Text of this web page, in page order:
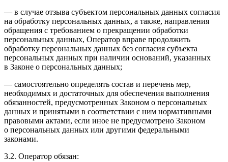
— в случае отзыва субъектом персональных данных согласия
на обработку персональных данных, а также, направления
обращения с требованием о прекращении обработки
персональных данных, Оператор вправе продолжить
обработку персональных данных без согласия субъекта
персональных данных при наличии оснований, указанных
в Законе о персональных данных;
— самостоятельно определять состав и перечень мер,
необходимых и достаточных для обеспечения выполнения
обязанностей, предусмотренных Законом о персональных
данных и принятыми в соответствии с ним нормативными
правовыми актами, если иное не предусмотрено Законом
о персональных данных или другими федеральными
законами.
3.2. Оператор обязан: